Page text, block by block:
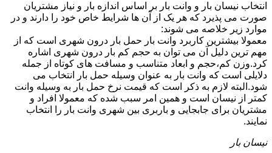
انتخاب نیسان بار و وانت بار بر اساس اندازه بار و نیاز مشتریان
صورت می پذیرد که هر یک از آن ها شرایط خاص خود را دارند و در
موارد زیر خلاصه می شوند:
معمولا بیشترین کاربرد وانت بار حمل بار درون شهری است که از
مهم ترین دلیل آن می توان به حجم کم بار درون شهری اشاره
کرد.وزن کم،حجم و ابعاد متناسب و مسافت های کوتاه از جمله
دلایلی است که وانت بار به عنوان وسیله حمل بار انتخاب می
شود.البته لازم به ذکر است که قیمت نرخ حمل بار به وسیله وانت
کمتر از نیسان است و همین امر سبب شده که معمولا افراد و
مشتریان برای جابجایی و باربری بین شهری وانت بار را انتخاب
نمایند.
نیسان بار